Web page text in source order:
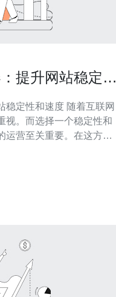
提升网站稳定性
速度 随着互联网
视。而选择一个稳定性和
运营至关重要。在这方
优越，位于亚洲与北美